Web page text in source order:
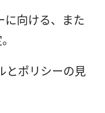
に向ける、また
とポリシーの見